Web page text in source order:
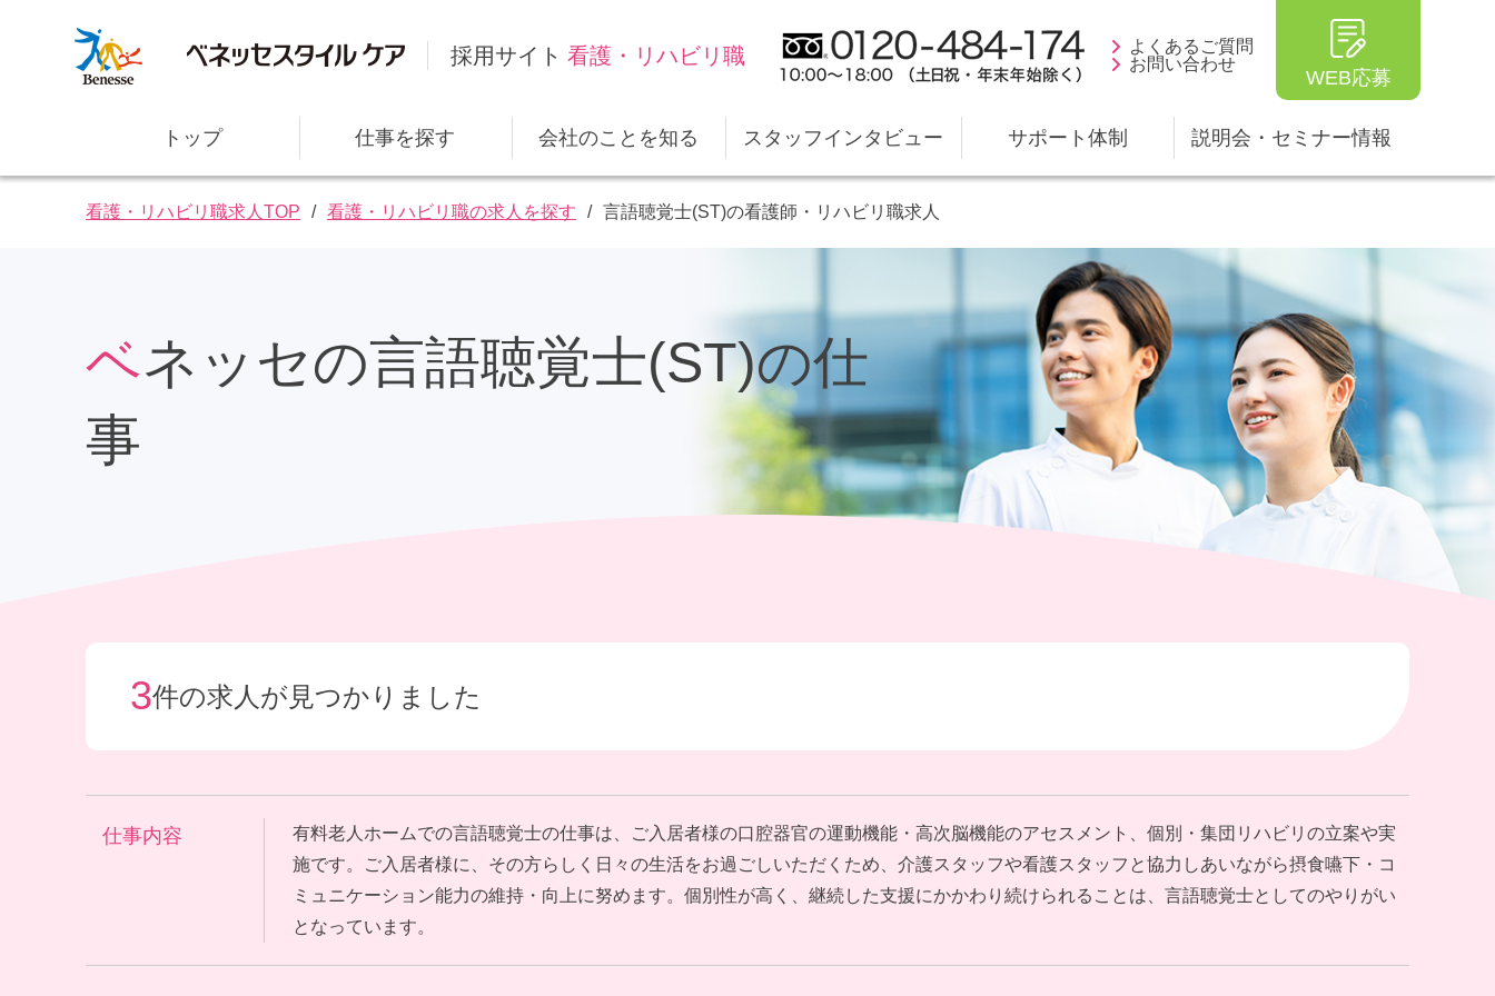
採用サイト 看護・リハビリ職
よくあるご質問
お問い合わせ
WEB応募
トップ 仕事を探す 会社のことを知る
社⻑メッセージ スタイルケアの仕事 職場データ
スタッフインタビュー サポート体制
研修・教育サポート キャリアプランのサポート 福利厚生
説明会・セミナー情報
看護・リハビリ職求人TOP 看護・リハビリ職の求人を探す 言語聴覚士(ST)の看護師・リハビリ職求人
ベネッセの言語聴覚士(ST)の仕
事
3件の求人が見つかりました
仕事内容
有料老人ホームでの言語聴覚士の仕事は、ご入居者様の口腔器官の運動機能・高次脳機能のアセスメント、個別・集団リハビリの立案や実
施です。ご入居者様に、その方らしく日々の生活をお過ごしいただくため、介護スタッフや看護スタッフと協力しあいながら摂食嚥下・コ
ミュニケーション能力の維持・向上に努めます。個別性が高く、継続した支援にかかわり続けられることは、言語聴覚士としてのやりがい
となっています。